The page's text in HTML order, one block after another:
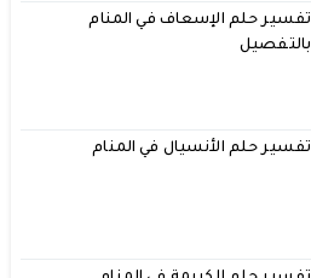
تفسير حلم الإسعاف في المنام
بالتفصيل
تفسير حلم الأنسيال في المنام